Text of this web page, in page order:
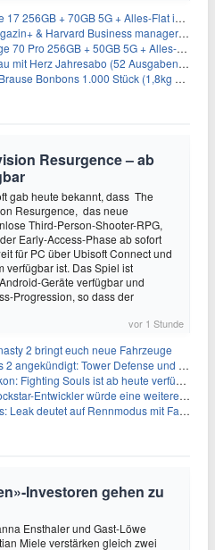
5G + Alles-Flat im Vodafone-Netz für 34,99€/Monat – eff. 4,65€/Monat
Business manager+ Digital-Kombi-Abo 1 Monat kostenlos
+ 50GB 5G + Alles-Flat im Vodafone-Netz für 19,99€/Monat – eff. 0,61€/Monat
Jahresabo (52 Ausgaben) für 161,40€ + bis zu 150€ Prämie
Bonbons 1.000 Stück (1,8kg Eimer) für 6,29€
Resurgence – ab
gab heute bekannt, dass The
Resurgence, das neue
Third-Person-Shooter-RPG,
Early-Access-Phase ab sofort
für PC über Ubisoft Connect und
verfügbar ist. Das Spiel ist
Geräte verfügbar und
Progression, so dass der
vor 1 Stunde
2 bringt euch neue Fahrzeuge
Tower Defense und Deckbuilding Kombo kehrt zurück
Fighting Souls ist ab heute verfügbar
würde eine weitere Verschiebung nicht überraschen
deutet auf Rennmodus mit Fahrzeugen hin
Investoren gehen zu
Ensthaler und Gast-Löwe
Miele verstärken gleich zwei